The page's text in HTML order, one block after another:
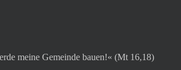
meine Gemeinde bauen!« (Mt 16,18)